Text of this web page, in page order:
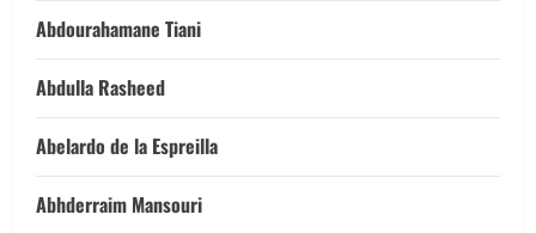
Abdourahamane Tiani
Abdulla Rasheed
Abelardo de la Espreilla
Abhderraim Mansouri